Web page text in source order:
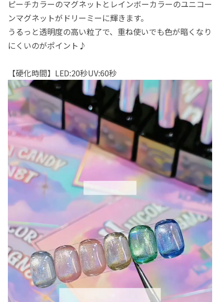
ピーチカラーのマグネットとレインボーカラーのユニコー
ンマグネットがドリーミーに輝きます。
うるっと透明度の高い粒了で、重ね使いでも色が暗くなり
にくいのがポイント♪
【硬化時間】LED:20秒UV:60秒